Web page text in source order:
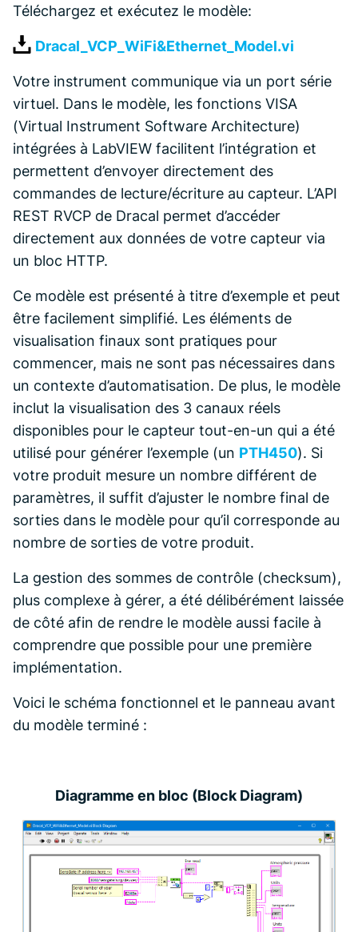
Téléchargez et exécutez le modèle:
Dracal_VCP_WiFi&Ethernet_Model.vi
Votre instrument communique via un port série
virtuel. Dans le modèle, les fonctions VISA
(Virtual Instrument Software Architecture)
intégrées à LabVIEW facilitent l’intégration et
permettent d’envoyer directement des
commandes de lecture/écriture au capteur. L’API
REST RVCP de Dracal permet d’accéder
directement aux données de votre capteur via
un bloc HTTP.
Ce modèle est présenté à titre d’exemple et peut
être facilement simplifié. Les éléments de
visualisation finaux sont pratiques pour
commencer, mais ne sont pas nécessaires dans
un contexte d’automatisation. De plus, le modèle
inclut la visualisation des 3 canaux réels
disponibles pour le capteur tout-en-un qui a été
utilisé pour générer l’exemple (un PTH450). Si
votre produit mesure un nombre différent de
paramètres, il suffit d’ajuster le nombre final de
sorties dans le modèle pour qu’il corresponde au
nombre de sorties de votre produit.
La gestion des sommes de contrôle (checksum),
plus complexe à gérer, a été délibérément laissée
de côté afin de rendre le modèle aussi facile à
comprendre que possible pour une première
implémentation.
Voici le schéma fonctionnel et le panneau avant
du modèle terminé :
Diagramme en bloc (Block Diagram)